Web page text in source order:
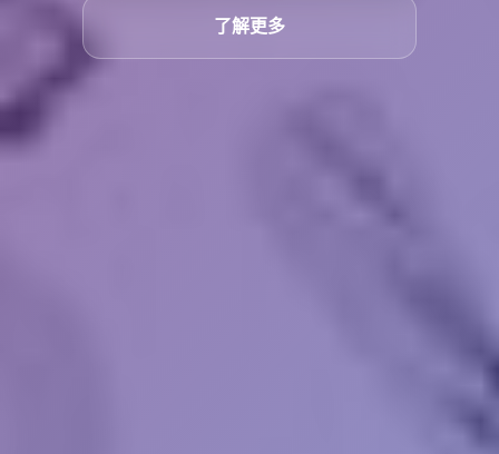
了解更多